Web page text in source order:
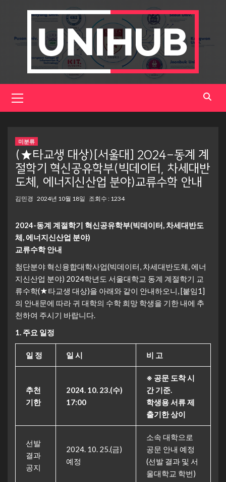
Menu
미분류
(★타교생 대상)[서울대] 2024-동계 계
절학기 혁신공유학부(빅데이터, 차세대반
도체, 에너지신산업 분야)교류수학 안내
김민경 2024년 10월 18일 조회수 : 1234
2024-동계 계절학기 혁신공유학부(빅데이터, 차세대반도
체, 에너지신산업 분야)
교류수학 안내
첨단분야 혁신융합대학사업(빅데이터, 차세대반도체, 에너
지신산업 분야) 2024학년도 서울대학교 동계 계절학기 교
류수학(★타교생 대상)을 아래와 같이 안내하오니, [붙임1]
의 안내문에 따라 귀 대학의 수학 희망 학생을 기한 내에 추
천하여 주시기 바랍니다.
1. 주요 일정
일 정 일 시 비 고
추천
기한
2024. 10. 23.(수)
17:00
※ 공문 도착 시
간 기준.
학생용 서류 제
출기한 상이
선발
결과
공지
2024. 10. 25.(금)
예정
소속 대학으로
공문 안내 예정
(선발 결과 및 서
울대학교 학번)